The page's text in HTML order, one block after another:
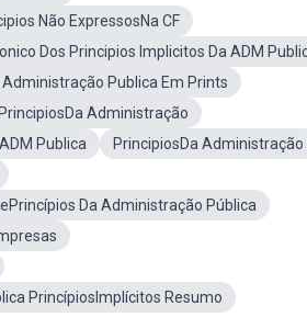
Não ExpressosNa CF
Dos Principios Implicitos Da ADM
Publica Em Prints
Administração
Publica
PrincipiosDa Administração
Da Administração Pública
PrincípiosImplícitos Resumo